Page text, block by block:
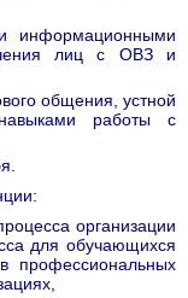
информационными
лиц с ОВЗ и
общения, устной
работы с
организации
для обучающихся